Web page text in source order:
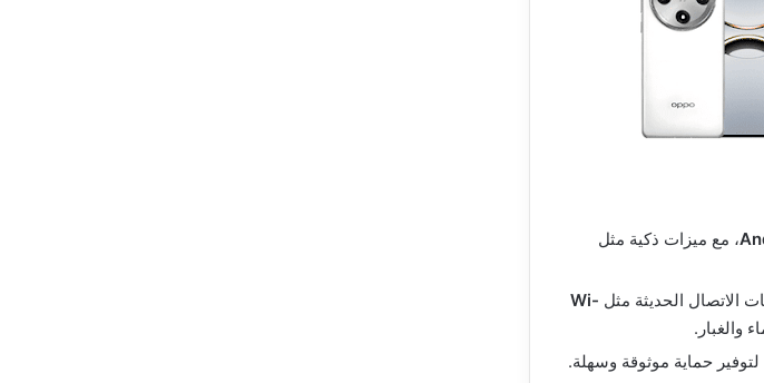
، مع ميزات ذكية مثل
الاتصال الحديثة مثل Wi-
والغبار.
حماية موثوقة وسهلة.